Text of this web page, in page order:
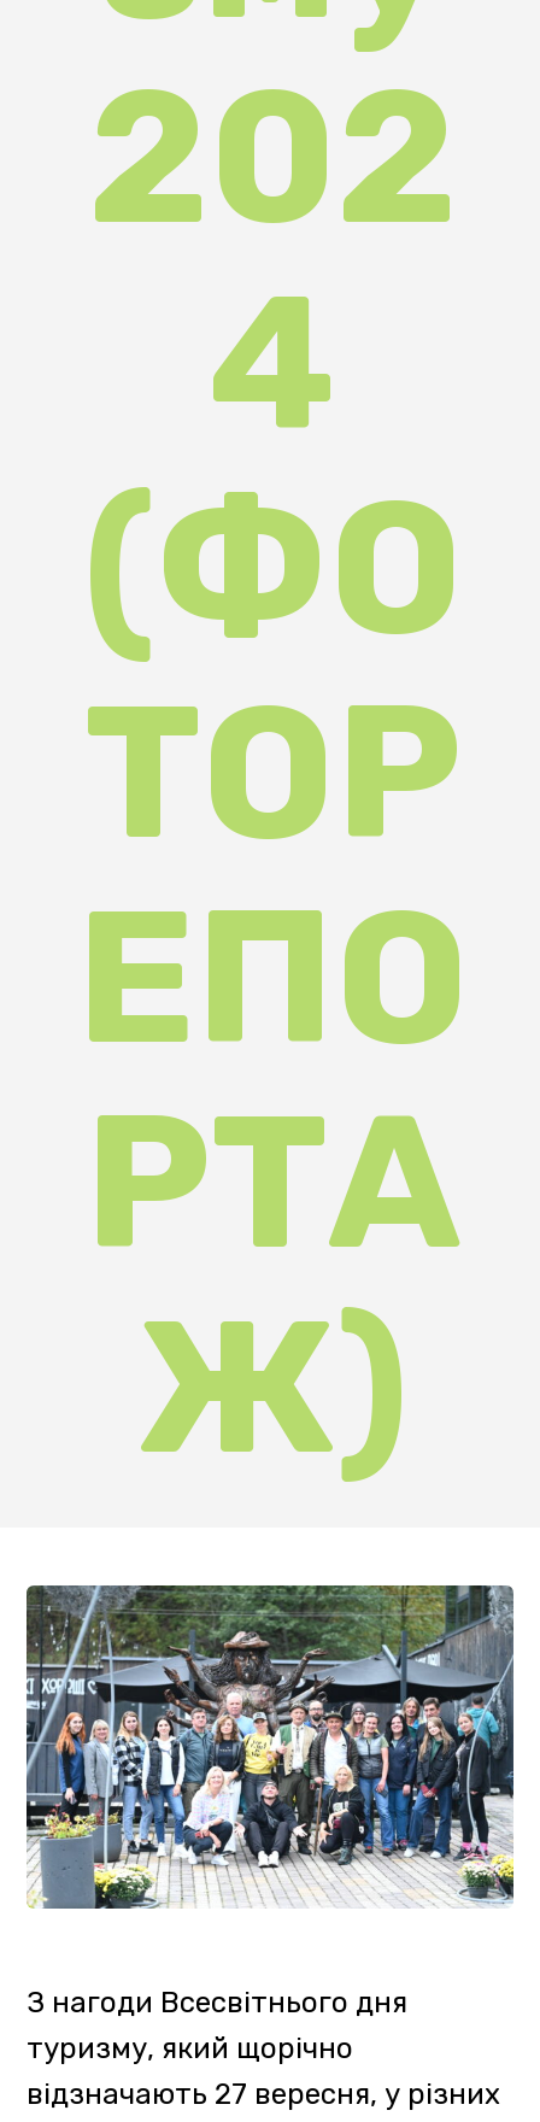
(ФО
ТОР
ЕПО
РТА
Ж)
туризму, який щорічно
відзначають 27 вересня, у різних
районах області пройшли заходи
та урочистості, в яких взяли
З ініціативи управління, 27
вересня Краєзнавчий музей імені
Тиводара Легоцького
(Ужгородський замок),
Закарпатський музей народної
архітектури та побуту
(Ужгородський скансен),
Закарпатський обласний
Колочаві та Музей гуцульської
бриндзі у Рахові провели акцію
«Вільні години». З 14:00 до 16:30